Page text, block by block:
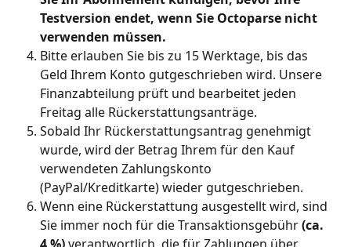
Testversion endet, wenn Sie Octoparse nicht
verwenden müssen.
Bitte erlauben Sie bis zu 15 Werktage, bis das
Geld Ihrem Konto gutgeschrieben wird. Unsere
Finanzabteilung prüft und bearbeitet jeden
Freitag alle Rückerstattungsanträge.
Sobald Ihr Rückerstattungsantrag genehmigt
wurde, wird der Betrag Ihrem für den Kauf
verwendeten Zahlungskonto
(PayPal/Kreditkarte) wieder gutgeschrieben.
Wenn eine Rückerstattung ausgestellt wird, sind
Sie immer noch für die Transaktionsgebühr (ca.